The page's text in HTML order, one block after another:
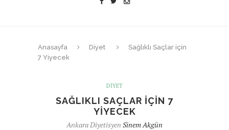
Anasayfa Diyet
Sağlıklı Saçlar için
7 Yiyecek
DIYET
SAĞLIKLI SAÇLAR IÇIN 7
YIYECEK
Ankara Diyetisyen Sinem Akgün